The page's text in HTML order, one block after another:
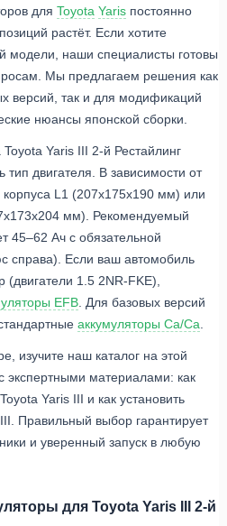
для Toyota Yaris постоянно
растёт. Если хотите
модели, наши специалисты готовы
Мы предлагаем решения как
версий, так и для модификаций
нюансы японской сборки.
Yaris III 2-й Рестайлинг
двигателя. В зависимости от
корпуса L1 (207x175x190 мм) или
мм). Рекомендуемый
45–62 Ач с обязательной
справа). Если ваш автомобиль
1.5 2NR-FKE),
EFB . Для базовых версий
аккумуляторы Ca/Ca
изучите наш каталог на этой
экспертными материалами: как
Yaris III и как установить
Правильный выбор гарантирует
и уверенный запуск в любую
для Toyota Yaris III 2-й